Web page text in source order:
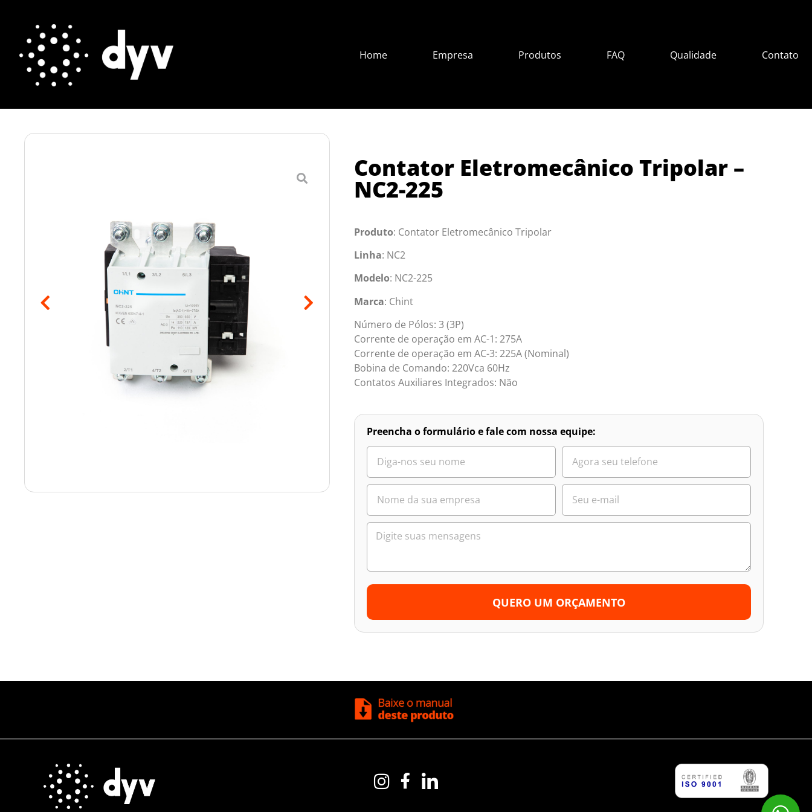
Home Empresa Produtos FAQ Qualidade Contato
Contator Eletromecânico Tripolar –
NC2-225
Produto: Contator Eletromecânico Tripolar
Linha: NC2
Modelo: NC2-225
Marca: Chint
Número de Pólos: 3 (3P)
Corrente de operação em AC-1: 275A
Corrente de operação em AC-3: 225A (Nominal)
Bobina de Comando: 220Vca 60Hz
Contatos Auxiliares Integrados: Não
Preencha o formulário e fale com nossa equipe:
QUERO UM ORÇAMENTO